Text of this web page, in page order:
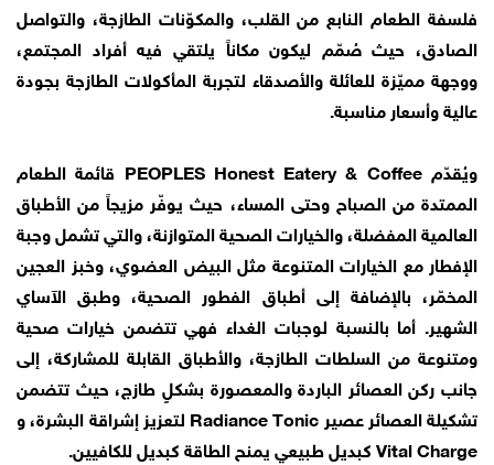
فلسفة الطعام النابع من القلب، والمكوّنات الطازجة، والتواصل
الصادق، حيث صُمّم ليكون مكاناً يلتقي فيه أفراد المجتمع،
ووجهة مميّزة للعائلة والأصدقاء لتجربة المأكولات الطازجة بجودة
عالية وأسعار مناسبة.
ويُقدّم PEOPLES Honest Eatery & Coffee قائمة الطعام
الممتدة من الصباح وحتى المساء، حيث يوفّر مزيجاً من الأطباق
العالمية المفضلة، والخيارات الصحية المتوازنة، والتي تشمل وجبة
الإفطار مع الخيارات المتنوعة مثل البيض العضوي، وخبز العجين
المخمّر، بالإضافة إلى أطباق الفطور الصحية، وطبق الآساي
الشهير. أما بالنسبة لوجبات الغداء فهي تتضمن خيارات صحية
ومتنوعة من السلطات الطازجة، والأطباق القابلة للمشاركة، إلى
جانب ركن العصائر الباردة والمعصورة بشكلٍ طازج، حيث تتضمن
تشكيلة العصائر عصير Radiance Tonic لتعزيز إشراقة البشرة، و
Vital Charge كبديل طبيعي يمنح الطاقة كبديل للكافيين.